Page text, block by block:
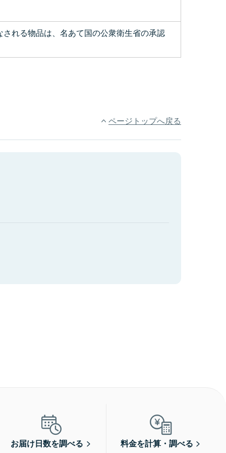
れる物品は、名あて国の公衆衛生省の承認
ページトップへ戻る
お届け日数を調べる 料金を計算・調べる